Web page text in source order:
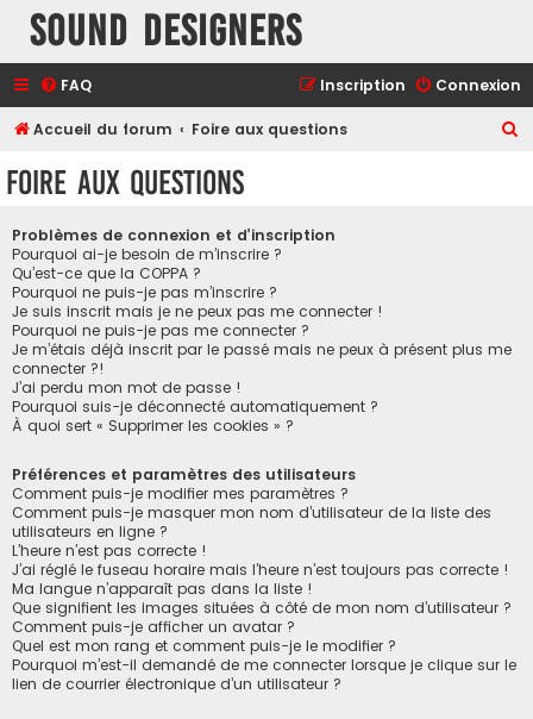
Sound Designers
FAQ Connexion
Inscription
Accueil du forum Foire aux questions
Foire aux questions
Problèmes de connexion et d’inscription
Pourquoi ai-je besoin de m’inscrire ?
Qu’est-ce que la COPPA ?
Pourquoi ne puis-je pas m’inscrire ?
Je suis inscrit mais je ne peux pas me connecter !
Pourquoi ne puis-je pas me connecter ?
Je m’étais déjà inscrit par le passé mais ne peux à présent plus me
connecter ?!
J’ai perdu mon mot de passe !
Pourquoi suis-je déconnecté automatiquement ?
À quoi sert « Supprimer les cookies » ?
Préférences et paramètres des utilisateurs
Comment puis-je modifier mes paramètres ?
Comment puis-je masquer mon nom d’utilisateur de la liste des
utilisateurs en ligne ?
L’heure n’est pas correcte !
J’ai réglé le fuseau horaire mais l’heure n’est toujours pas correcte !
Ma langue n’apparaît pas dans la liste !
Que signifient les images situées à côté de mon nom d’utilisateur ?
Comment puis-je afficher un avatar ?
Quel est mon rang et comment puis-je le modifier ?
Pourquoi m’est-il demandé de me connecter lorsque je clique sur le
lien de courrier électronique d’un utilisateur ?